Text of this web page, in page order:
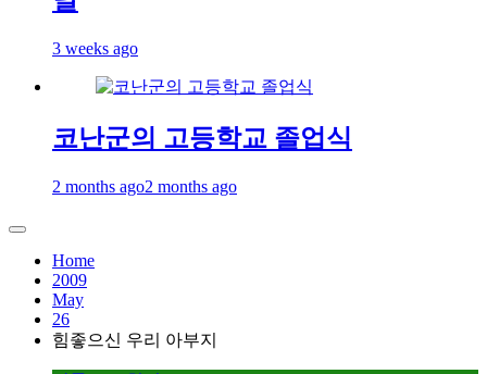
3 weeks ago
코난군의 고등학교 졸업식
2 months ago2 months ago
Home
2009
May
26
힘좋으신 우리 아부지